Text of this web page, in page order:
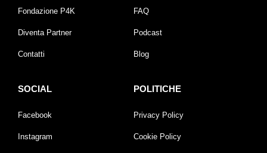
Fondazione P4K
Diventa Partner
Contatti
FAQ
Podcast
Blog
SOCIAL
Facebook
Instagram
POLITICHE
Privacy Policy
Cookie Policy